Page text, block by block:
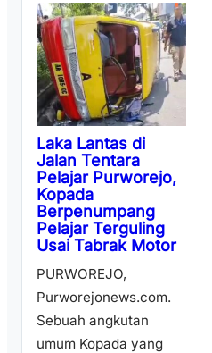
Laka Lantas di
Jalan Tentara
Pelajar Purworejo,
Kopada
Berpenumpang
Pelajar Terguling
Usai Tabrak Motor
PURWOREJO,
Purworejonews.com.
Sebuah angkutan
umum Kopada yang